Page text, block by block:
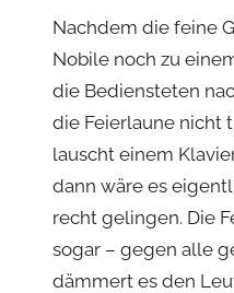
Nachdem die feine
Nobile noch zu
die Bediensteten
die Feierlaune nicht
lauscht einem
dann wäre es
recht gelingen. Die
sogar – gegen alle
dämmert es den